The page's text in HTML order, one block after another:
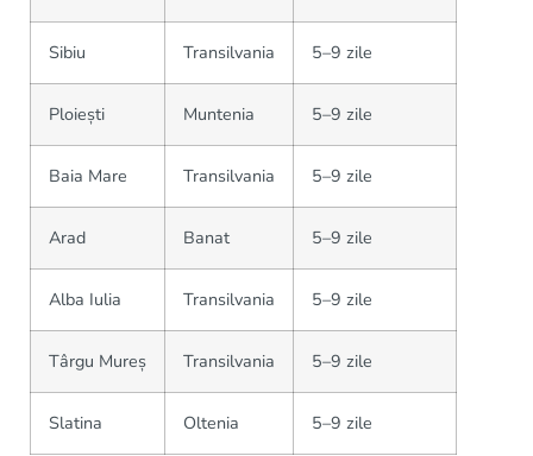
Sibiu Transilvania 5–9 zile
Ploiești Muntenia 5–9 zile
Baia Mare Transilvania 5–9 zile
Arad Banat 5–9 zile
Alba Iulia Transilvania 5–9 zile
Târgu Mureș Transilvania 5–9 zile
Slatina Oltenia 5–9 zile